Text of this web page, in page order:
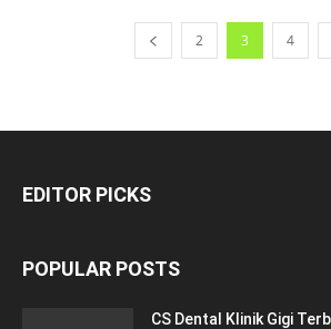
2 3 4
EDITOR PICKS
POPULAR POSTS
CS Dental Klinik Gigi